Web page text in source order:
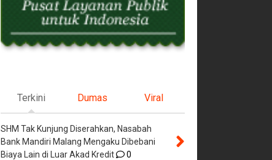
Terkini Dumas Viral
SHM Tak Kunjung Diserahkan, Nasabah
Bank Mandiri Malang Mengaku Dibebani
Biaya Lain di Luar Akad Kredit
0